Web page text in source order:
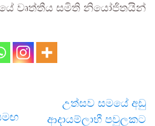
වෘත්තීය සමිති නියෝජිතයින්
උත්සව සමයේ අඩු
ආදායම්ලාභී පවුලකට